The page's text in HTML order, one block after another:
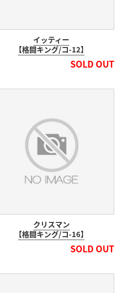
イッティー
【格闘キング/コ-12】
SOLD OUT
クリスマン
【格闘キング/コ-16】
SOLD OUT